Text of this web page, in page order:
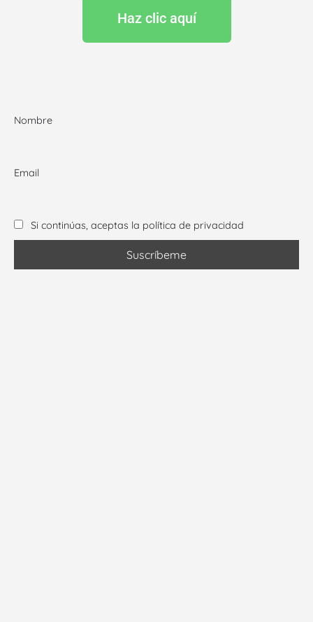
Haz clic aquí
Nombre
Email
Si continúas, aceptas la política de privacidad